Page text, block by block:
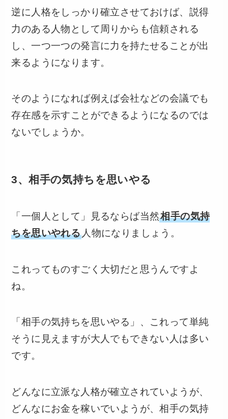
逆に人格をしっかり確立させておけば、説得
力のある人物として周りからも信頼される
し、一つ一つの発言に力を持たせることが出
来るようになります。
そのようになれば例えば会社などの会議でも
存在感を示すことができるようになるのでは
ないでしょうか。
3、相手の気持ちを思いやる
「一個人として」見るならば当然相手の気持
ちを思いやれる 人物になりましょう。
これってものすごく大切だと思うんですよ
ね。
「相手の気持ちを思いやる」、これって単純
そうに見えますが大人でもできない人は多い
です。
どんなに立派な人格が確立されていようが、
どんなにお金を稼いでいようが、相手の気持